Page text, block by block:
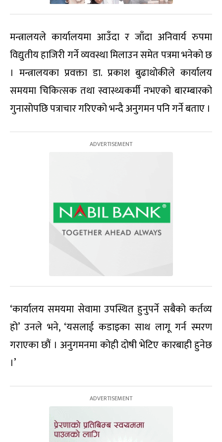
मन्त्रालयले कार्यालयमा आउँदा र जाँदा अनिवार्य रुपमा
विद्युतीय हाजिरी गर्ने व्यवस्था मिलाउन समेत पत्रमा भनेको छ
। मन्त्रालयका प्रवक्ता डा. प्रकाश बुढाथोकीले कार्यालय
समयमा चिकित्सक तथा स्वास्थ्यकर्मी नभएको बारम्बारको
गुनासोपछि पत्राचार गरिएको भन्दै अनुगमन पनि गर्ने बताए ।
‘कार्यालय समयमा सेवामा उपस्थित हुनुपर्ने सबैको कर्तव्य
हो’ उनले भने, ‘यसलाई कडाइका साथ लागू गर्न स्मरण
गराएका छौं । अनुगमनमा कोही दोषी भेटिए कारबाही हुनेछ
।’